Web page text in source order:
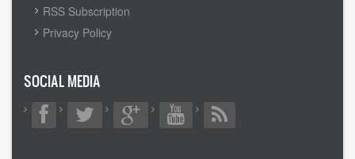
RSS Subscription
Privacy Policy
SOCIAL MEDIA